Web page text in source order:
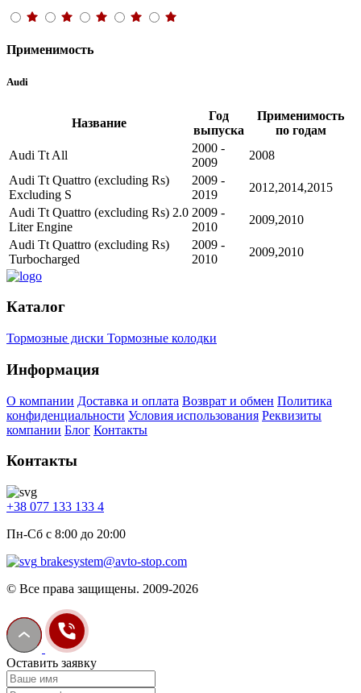
Применимость
Audi
Название
Год
выпуска
Применимость
по годам
Audi Tt All
2000 -
2009
2008
Audi Tt Quattro (excluding Rs)
Excluding S
2009 -
2019
2012,2014,2015
Audi Tt Quattro (excluding Rs) 2.0
Liter Engine
2009 -
2010
2009,2010
Audi Tt Quattro (excluding Rs)
Turbocharged
2009 -
2010
2009,2010
Каталог
Тормозные диски Тормозные колодки
Информация
О компании Доставка и оплата Возврат и обмен Политика
конфиденциальности Условия использования Реквизиты
компании Блог Контакты
Контакты
+38 077 133 133 4
Пн-Сб с 8:00 до 20:00
brakesystem@avto-stop.com
© Все права защищены. 2009-2026
Оставить заявку